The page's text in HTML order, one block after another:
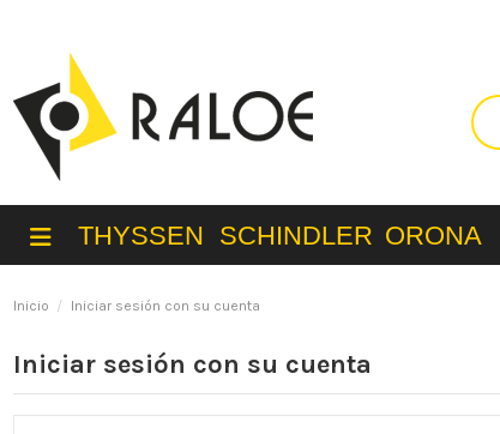
THYSSEN SCHINDLER ORONA
Inicio Iniciar sesión con su cuenta
Iniciar sesión con su cuenta